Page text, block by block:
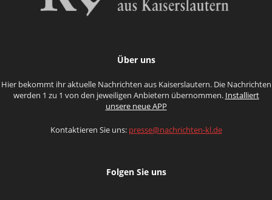
Über uns
Hier bekommt ihr aktuelle Nachrichten aus Kaiserslautern. Die Nachrichten
werden 1 zu 1 von den jeweiligen Anbietern übernommen. Installiert
unsere neue APP
Kontaktieren Sie uns: presse@nachrichten-kl.de
Folgen Sie uns